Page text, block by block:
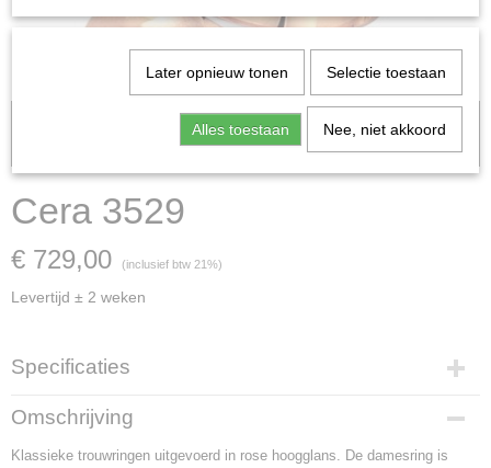
Let op: het kan voorkomen dat het product onlangs in de zaak is
verkocht; in dat geval nemen wij contact met u op.
Cera 3529
€ 729,00 (inclusief btw 21%)
Levertijd ± 2 weken
Specificaties
Artikelnummer
Cera 3529
Materiaal
Omschrijving
Klassieke trouwringen uitgevoerd in rose hoogglans. De damesring is
Later opnieuw tonen Selectie toestaan
Alles toestaan Nee, niet akkoord